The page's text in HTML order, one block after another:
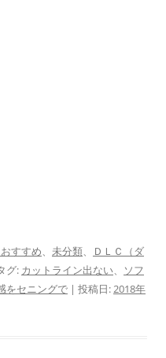
すすめ、 未分類、
ＤＬＣ（ダ
グ: カットライン出ない、
ソフ
をセニングで | 投稿日:2018年